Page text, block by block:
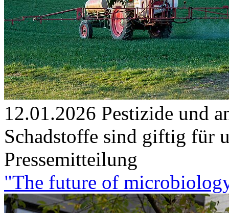
12.01.2026 Pestizide und
Schadstoffe sind giftig für
Pressemitteilung
"The future of